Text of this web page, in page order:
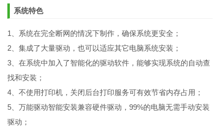
系统特色
1、系统在完全断网的情况下制作，确保系统更安全；
2、集成了大量驱动，也可以适应其它电脑系统安装；
3、在系统中加入了智能化的驱动软件，能够实现系统的自动查
找和安装；
4、不使用打印机，关闭后台打印服务可有效节省内存占用；
5、万能驱动智能安装兼容硬件驱动，99%的电脑无需手动安装
驱动；